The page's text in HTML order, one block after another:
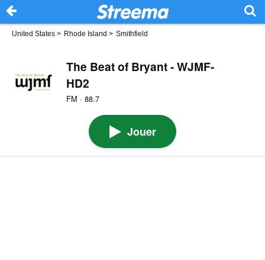
United States > Rhode Island > Smithfield
The Beat of Bryant - WJMF-
HD2
FM · 88.7
Jouer